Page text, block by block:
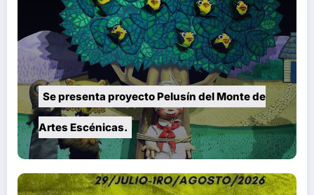
Se presenta proyecto Pelusín del Monte de
Artes Escénicas.